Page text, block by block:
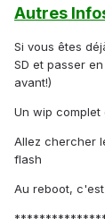
Autres
Si vous êtes
SD et passer
avant!)
Un wip complet
Allez chercher
flash
Au reboot,